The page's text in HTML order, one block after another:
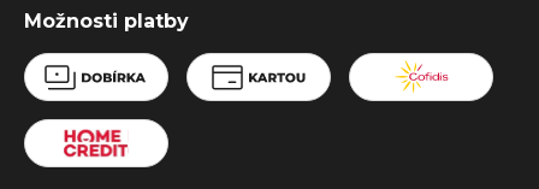
Možnosti platby